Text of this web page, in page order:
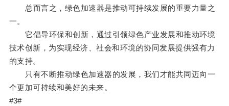
总而言之，绿色加速器是推动可持续发展的重要力量之
一。
它倡导环保和创新，通过引领绿色产业发展和推动环境
技术创新，为实现经济、社会和环境的协同发展提供强有力
的支持。
只有不断推动绿色加速器的发展，我们才能共同迈向一
个更加可持续和美好的未来。
#3#